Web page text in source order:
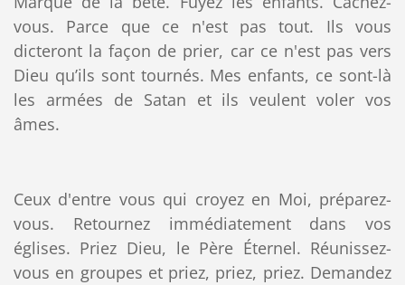
vous. Parce que ce n'est pas tout. Ils vous
dicteront la façon de prier, car ce n'est pas vers
Dieu qu’ils sont tournés. Mes enfants, ce sont-là
les armées de Satan et ils veulent voler vos
âmes.
Ceux d'entre vous qui croyez en Moi, préparez-
vous. Retournez immédiatement dans vos
églises. Priez Dieu, le Père Éternel. Réunissez-
vous en groupes et priez, priez, priez. Demandez